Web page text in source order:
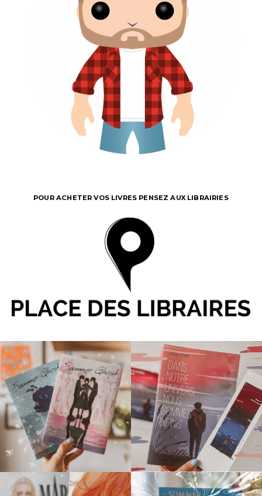
POUR ACHETER VOS LIVRES PENSEZ AUX LIBRAIRIES